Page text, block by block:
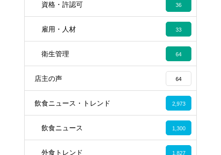
資格・許認可 36
雇用・人材 33
衛生管理 64
店主の声 64
飲食ニュース・トレンド 2,973
飲食ニュース 1,300
外食トレンド 1,827